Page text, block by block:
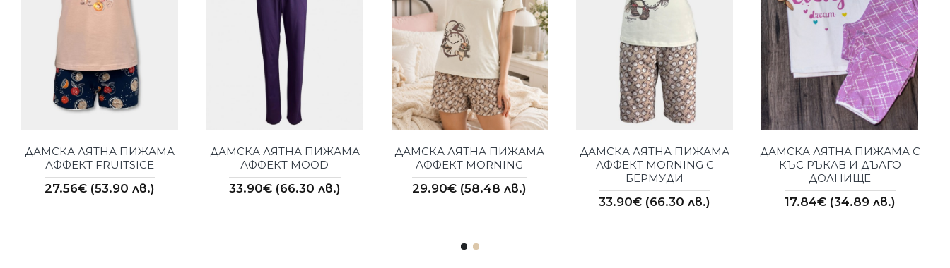
ДАМСКА ЛЯТНА ПИЖАМА
АФФЕКТ FRUITSICE
27.56€ (53.90 лв.)
ДАМСКА ЛЯТНА ПИЖАМА
АФФЕКТ MOOD
33.90€ (66.30 лв.)
ДАМСКА ЛЯТНА ПИЖАМА
АФФЕКТ MORNING
29.90€ (58.48 лв.)
ДАМСКА ЛЯТНА ПИЖАМА
АФФЕКТ MORNING С
БЕРМУДИ
33.90€ (66.30 лв.)
ДАМСКА ЛЯТНА ПИЖАМА С
КЪС РЪКАВ И ДЪЛГО
ДОЛНИЩЕ
17.84€ (34.89 лв.)